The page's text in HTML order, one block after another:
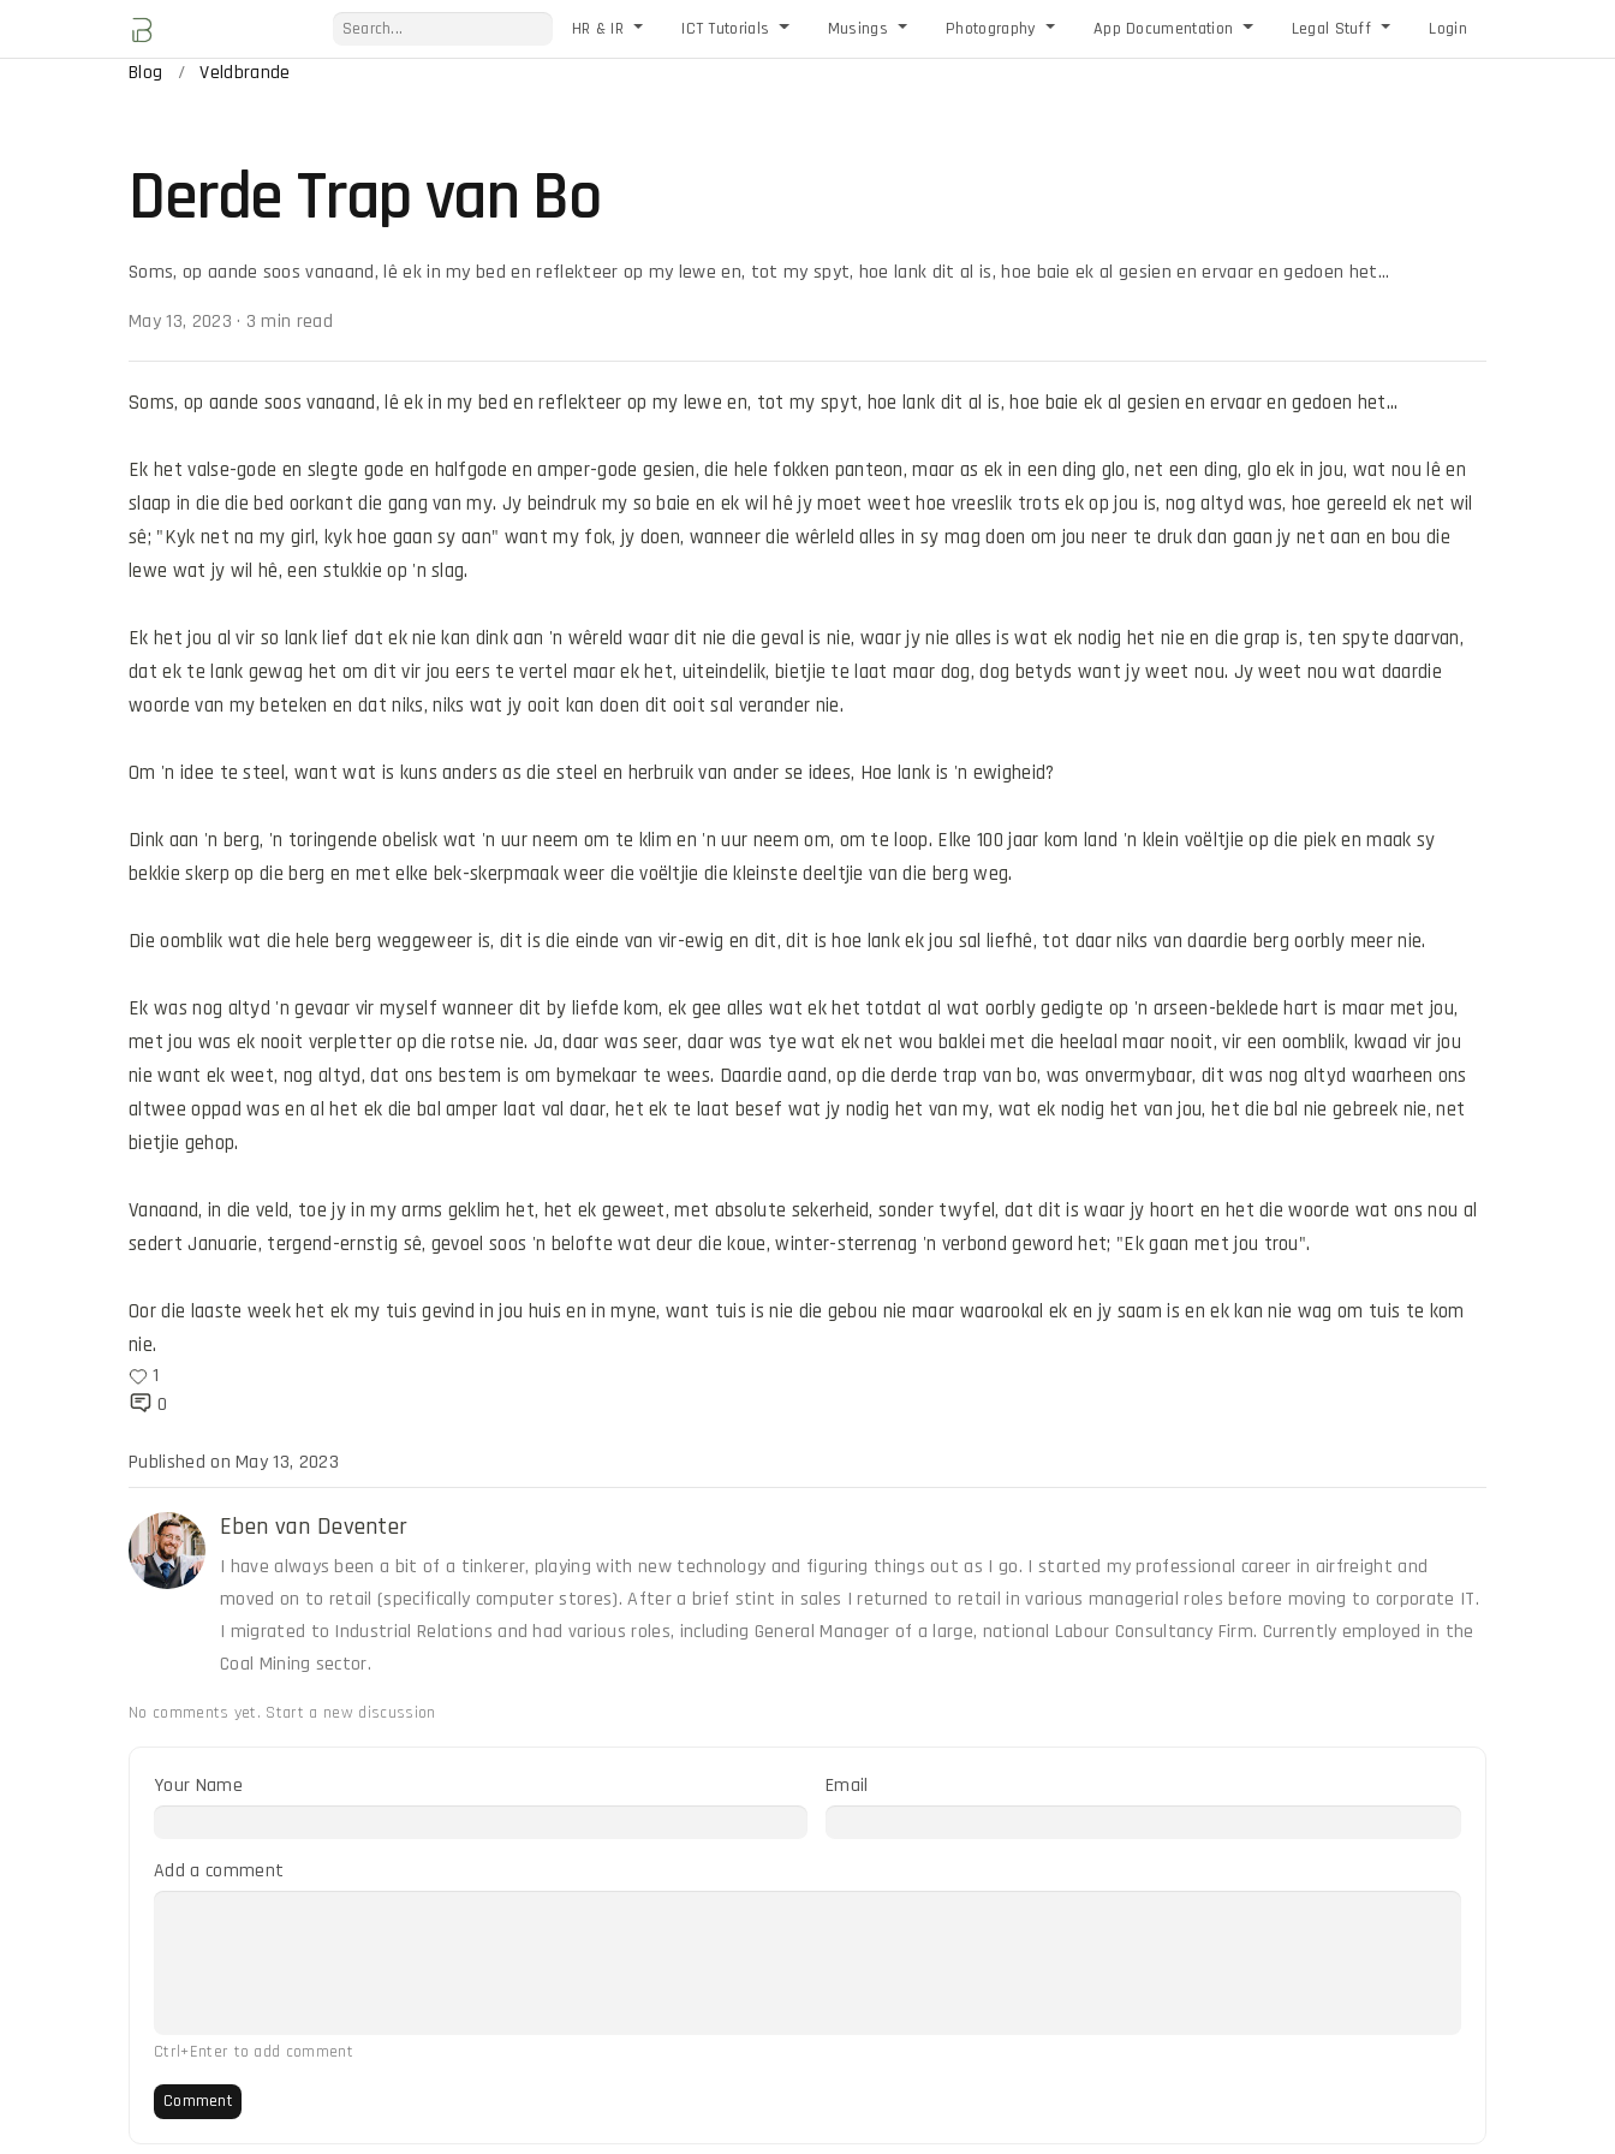
HR & IR ICT Tutorials Musings Photography App Documentation Legal Stuff Login
Blog / Veldbrande
Derde Trap van Bo
Soms, op aande soos vanaand, lê ek in my bed en reflekteer op my lewe en, tot my spyt, hoe lank dit al is, hoe baie ek al gesien en ervaar en gedoen het...
May 13, 2023 · 3 min read
Soms, op aande soos vanaand, lê ek in my bed en reflekteer op my lewe en, tot my spyt, hoe lank dit al is, hoe baie ek al gesien en ervaar en gedoen het...
Ek het valse-gode en slegte gode en halfgode en amper-gode gesien, die hele fokken panteon, maar as ek in een ding glo, net een ding, glo ek in jou, wat nou lê en
slaap in die die bed oorkant die gang van my. Jy beindruk my so baie en ek wil hê jy moet weet hoe vreeslik trots ek op jou is, nog altyd was, hoe gereeld ek net wil
sê; "Kyk net na my girl, kyk hoe gaan sy aan" want my fok, jy doen, wanneer die wêrleld alles in sy mag doen om jou neer te druk dan gaan jy net aan en bou die
lewe wat jy wil hê, een stukkie op 'n slag.
Ek het jou al vir so lank lief dat ek nie kan dink aan 'n wêreld waar dit nie die geval is nie, waar jy nie alles is wat ek nodig het nie en die grap is, ten spyte daarvan,
dat ek te lank gewag het om dit vir jou eers te vertel maar ek het, uiteindelik, bietjie te laat maar dog, dog betyds want jy weet nou. Jy weet nou wat daardie
woorde van my beteken en dat niks, niks wat jy ooit kan doen dit ooit sal verander nie.
Om 'n idee te steel, want wat is kuns anders as die steel en herbruik van ander se idees, Hoe lank is 'n ewigheid?
Dink aan 'n berg, 'n toringende obelisk wat 'n uur neem om te klim en 'n uur neem om, om te loop. Elke 100 jaar kom land 'n klein voëltjie op die piek en maak sy
bekkie skerp op die berg en met elke bek-skerpmaak weer die voëltjie die kleinste deeltjie van die berg weg.
Die oomblik wat die hele berg weggeweer is, dit is die einde van vir-ewig en dit, dit is hoe lank ek jou sal liefhê, tot daar niks van daardie berg oorbly meer nie.
Ek was nog altyd 'n gevaar vir myself wanneer dit by liefde kom, ek gee alles wat ek het totdat al wat oorbly gedigte op 'n arseen-beklede hart is maar met jou,
met jou was ek nooit verpletter op die rotse nie. Ja, daar was seer, daar was tye wat ek net wou baklei met die heelaal maar nooit, vir een oomblik, kwaad vir jou
nie want ek weet, nog altyd, dat ons bestem is om bymekaar te wees. Daardie aand, op die derde trap van bo, was onvermybaar, dit was nog altyd waarheen ons
altwee oppad was en al het ek die bal amper laat val daar, het ek te laat besef wat jy nodig het van my, wat ek nodig het van jou, het die bal nie gebreek nie, net
bietjie gehop.
Vanaand, in die veld, toe jy in my arms geklim het, het ek geweet, met absolute sekerheid, sonder twyfel, dat dit is waar jy hoort en het die woorde wat ons nou al
sedert Januarie, tergend-ernstig sê, gevoel soos 'n belofte wat deur die koue, winter-sterrenag 'n verbond geword het; "Ek gaan met jou trou".
Oor die laaste week het ek my tuis gevind in jou huis en in myne, want tuis is nie die gebou nie maar waarookal ek en jy saam is en ek kan nie wag om tuis te kom
nie.
1
0
Published onMay 13, 2023
Eben van Deventer
I have always been a bit of a tinkerer, playing with new technology and figuring things out as I go. I started my professional career in airfreight and
moved on to retail (specifically computer stores). After a brief stint in sales I returned to retail in various managerial roles before moving to corporate IT.
I migrated to Industrial Relations and had various roles, including General Manager of a large, national Labour Consultancy Firm. Currently employed in the
Coal Mining sector.
No comments yet. Start a new discussion
Your Name Email
Add a comment
Ctrl+Enter to add comment
Comment